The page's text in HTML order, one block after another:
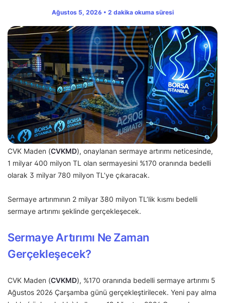
Ağustos 5, 2026 • 2 dakika okuma süresi
CVK Maden (CVKMD), onaylanan sermaye artırımı neticesinde,
1 milyar 400 milyon TL olan sermayesini %170 oranında bedelli
olarak 3 milyar 780 milyon TL’ye çıkaracak.
Sermaye artırımının 2 milyar 380 milyon TL’lik kısmı bedelli
sermaye artırımı şeklinde gerçekleşecek.
Sermaye Artırımı Ne Zaman
Gerçekleşecek?
CVK Maden (CVKMD), %170 oranında bedelli sermaye artırımı 5
Ağustos 2026 Çarşamba günü gerçekleştirilecek. Yeni pay alma